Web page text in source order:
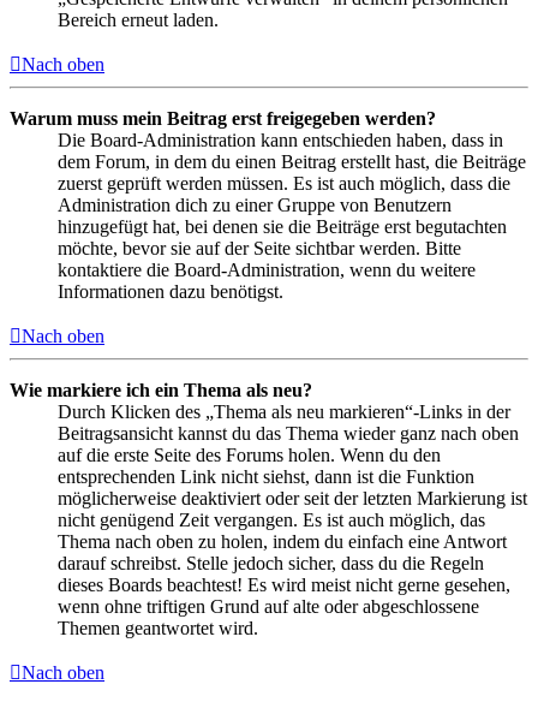
Bereich erneut laden.
Nach oben
Warum muss mein Beitrag erst freigegeben werden?
Die Board-Administration kann entschieden haben, dass in
dem Forum, in dem du einen Beitrag erstellt hast, die Beiträge
zuerst geprüft werden müssen. Es ist auch möglich, dass die
Administration dich zu einer Gruppe von Benutzern
hinzugefügt hat, bei denen sie die Beiträge erst begutachten
möchte, bevor sie auf der Seite sichtbar werden. Bitte
kontaktiere die Board-Administration, wenn du weitere
Informationen dazu benötigst.
Nach oben
Wie markiere ich ein Thema als neu?
Durch Klicken des „Thema als neu markieren“-Links in der
Beitragsansicht kannst du das Thema wieder ganz nach oben
auf die erste Seite des Forums holen. Wenn du den
entsprechenden Link nicht siehst, dann ist die Funktion
möglicherweise deaktiviert oder seit der letzten Markierung ist
nicht genügend Zeit vergangen. Es ist auch möglich, das
Thema nach oben zu holen, indem du einfach eine Antwort
darauf schreibst. Stelle jedoch sicher, dass du die Regeln
dieses Boards beachtest! Es wird meist nicht gerne gesehen,
wenn ohne triftigen Grund auf alte oder abgeschlossene
Themen geantwortet wird.
Nach oben